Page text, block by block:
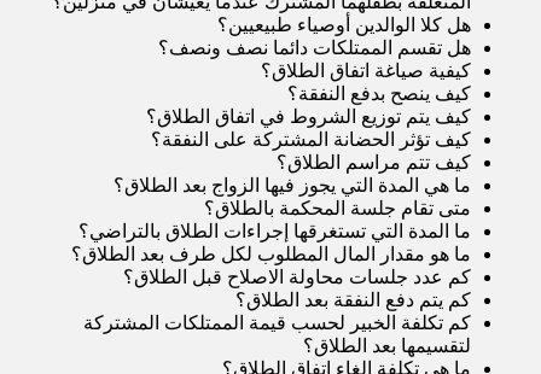
هل كلا الوالدين أوصياء طبيعيين؟
هل تقسم الممتلكات دائما نصف ونصف؟
كيفية صياغة اتفاق الطلاق؟
كيف ينصح بدفع النفقة؟
كيف يتم توزيع الشروط في اتفاق الطلاق؟
كيف تؤثر الحضانة المشتركة على النفقة؟
كيف تتم مراسم الطلاق؟
ما هي المدة التي يجوز فيها الزواج بعد الطلاق؟
متى تقام جلسة المحكمة بالطلاق؟
ما المدة التي تستغرقها إجراءات الطلاق بالتراضي؟
ما هو مقدار المال المطلوب لكل طرف بعد الطلاق؟
كم عدد جلسات محاولة الاصلاح قبل الطلاق؟
كم يتم دفع النفقة بعد الطلاق؟
كم تكلفة الخبير لحسب قيمة الممتلكات المشتركة
لتقسيمها بعد الطلاق؟
ما هي تكلفة إلغاء اتفاق الطلاق؟